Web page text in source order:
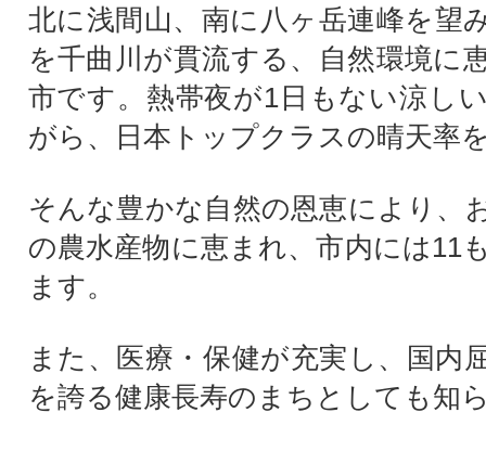
北に浅間山、南に八ヶ岳連峰を望
を千曲川が貫流する、自然環境に
市です。熱帯夜が1日もない涼し
がら、日本トップクラスの晴天率
そんな豊かな自然の恩恵により、
の農水産物に恵まれ、市内には11
ます。
また、医療・保健が充実し、国内
を誇る健康長寿のまちとしても知